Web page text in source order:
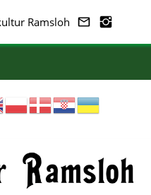
Ramsloh